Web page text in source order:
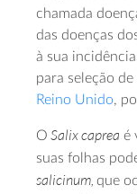
chamada
das doenças
à sua
para seleção
Reino Unido,
O Salix caprea é
suas folhas
salicinum, que